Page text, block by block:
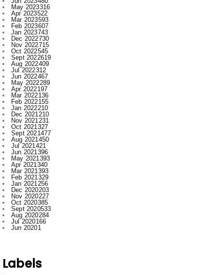
Jan 2023743
Dec 2022730
Nov 2022715
Oct 2022545
Sept 2022619
Aug 2022409
Jul 2022312
Jun 2022467
May 2022289
Apr 2022197
Mar 2022136
Feb 2022155
Jan 2022210
Dec 2021210
Nov 2021231
Oct 2021327
Sept 2021477
Aug 2021450
Jul 2021421
Jun 2021396
May 2021393
Apr 2021340
Mar 2021393
Feb 2021329
Jan 2021256
Dec 2020203
Nov 2020227
Oct 2020385
Sept 2020533
Aug 2020284
Jul 2020166
Jun 20201
Ambagarh
Ambagarh Chauki